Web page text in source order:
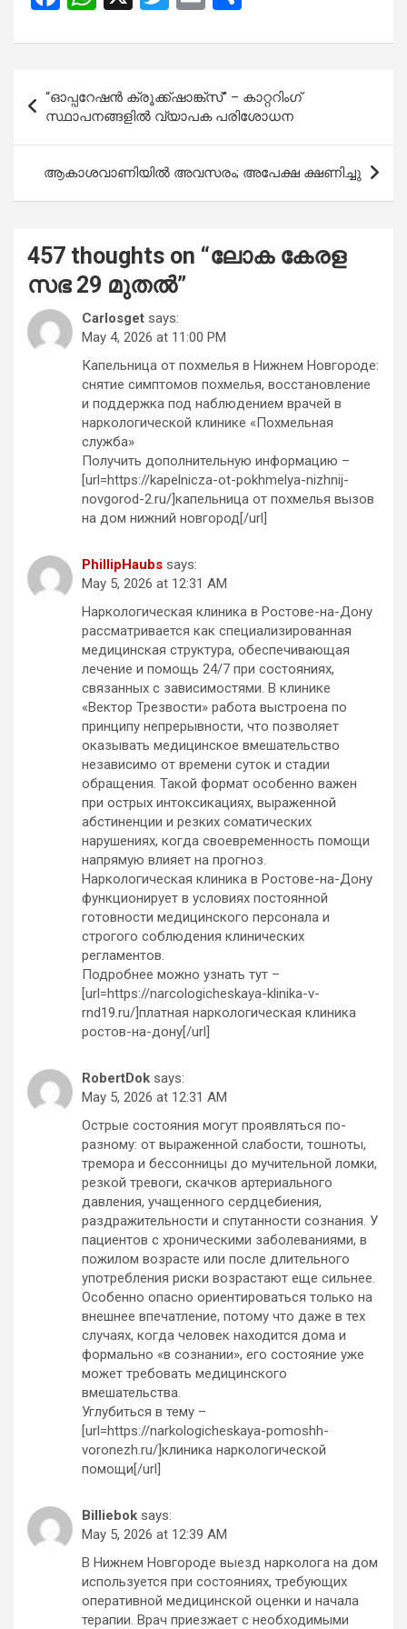
ce
o
o
k
at
A
p
p
tt
er
ail ar
navigation
“ഓപ്പറേഷൻ ക്രൂക്ക്ഷാങ്ക്സ്” – കാറ്ററിംഗ്
സ്ഥാപനങ്ങളിൽ വ്യാപക പരിശോധന
ആകാശവാണിയിൽ അവസരം; അപേക്ഷ ക്ഷണിച്ചു
457 thoughts on “ലോക കേരള
സഭ 29 മുതൽ”
Carlosget says:
May 4, 2026 at 11:00 PM
Капельница от похмелья в Нижнем Новгороде:
снятие симптомов похмелья, восстановление
и поддержка под наблюдением врачей в
наркологической клинике «Похмельная
служба»
Получить дополнительную информацию –
[url=https://kapelnicza-ot-pokhmelya-nizhnij-
novgorod-2.ru/]капельница от похмелья вызов
на дом нижний новгород[/url]
PhillipHaubs says:
May 5, 2026 at 12:31 AM
Наркологическая клиника в Ростове-на-Дону
рассматривается как специализированная
медицинская структура, обеспечивающая
лечение и помощь 24/7 при состояниях,
связанных с зависимостями. В клинике
«Вектор Трезвости» работа выстроена по
принципу непрерывности, что позволяет
оказывать медицинское вмешательство
независимо от времени суток и стадии
обращения. Такой формат особенно важен
при острых интоксикациях, выраженной
абстиненции и резких соматических
нарушениях, когда своевременность помощи
напрямую влияет на прогноз.
Наркологическая клиника в Ростове-на-Дону
функционирует в условиях постоянной
готовности медицинского персонала и
строгого соблюдения клинических
регламентов.
Подробнее можно узнать тут –
[url=https://narcologicheskaya-klinika-v-
rnd19.ru/]платная наркологическая клиника
ростов-на-дону[/url]
RobertDok says:
May 5, 2026 at 12:31 AM
Острые состояния могут проявляться по-
разному: от выраженной слабости, тошноты,
тремора и бессонницы до мучительной ломки,
резкой тревоги, скачков артериального
давления, учащенного сердцебиения,
раздражительности и спутанности сознания. У
пациентов с хроническими заболеваниями, в
пожилом возрасте или после длительного
употребления риски возрастают еще сильнее.
Особенно опасно ориентироваться только на
внешнее впечатление, потому что даже в тех
случаях, когда человек находится дома и
формально «в сознании», его состояние уже
может требовать медицинского
вмешательства.
Углубиться в тему –
[url=https://narkologicheskaya-pomoshh-
voronezh.ru/]клиника наркологической
помощи[/url]
Billiebok says:
May 5, 2026 at 12:39 AM
В Нижнем Новгороде выезд нарколога на дом
используется при состояниях, требующих
оперативной медицинской оценки и начала
терапии. Врач приезжает с необходимыми